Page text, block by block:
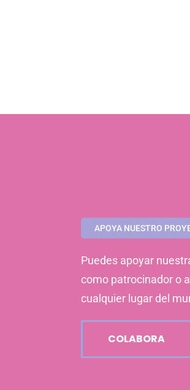
APOYA NUESTRO
Puedes apoyar
como patrocinador o
cualquier lugar del
COLABORA